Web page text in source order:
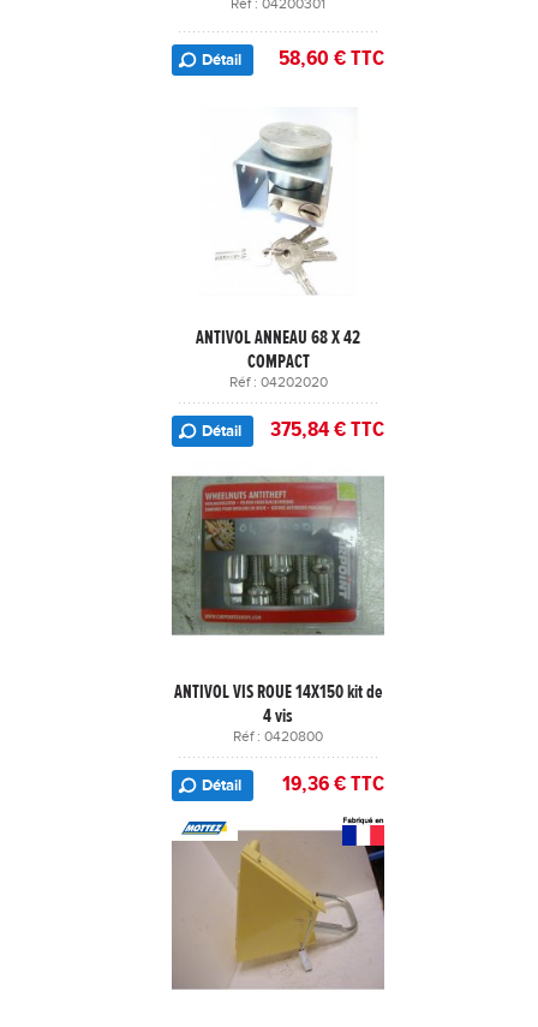
Réf : 04200301
Détail 58,60 € TTC
ANTIVOL ANNEAU 68 X 42
COMPACT
Réf : 04202020
Détail 375,84 € TTC
ANTIVOL VIS ROUE 14X150 kit de
4 vis
Réf : 0420800
Détail 19,36 € TTC